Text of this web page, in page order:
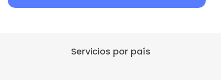
Servicios por país